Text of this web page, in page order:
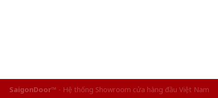
SaigonDoor™ - Hệ thống Showroom cửa hàng đầu Việt Nam